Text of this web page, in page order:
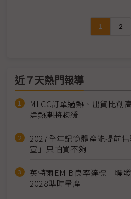
1 2
近７天熱門報導
MLCC訂單過熱、出貨比
建熱潮將趨緩
2027全年記憶體產能提前
宣」只怕買不夠
英特爾EMIB良率達標 聯發
2028準時量產